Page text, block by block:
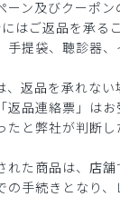
ン及びクーポ
はご返品を承る
提袋、聴診器
返品を承れない
品連絡票」はお
と弊社が判断
た商品は、店舗
手続きとなり、